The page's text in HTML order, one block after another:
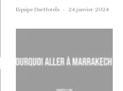
Equipe DarHotels · 24 janvier 2024